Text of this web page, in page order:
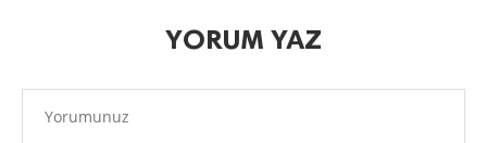
YORUM YAZ